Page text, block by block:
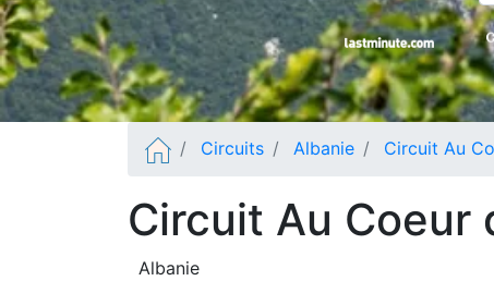
Circuits Albanie Circuit Au
Circuit Au Coeur
Albanie